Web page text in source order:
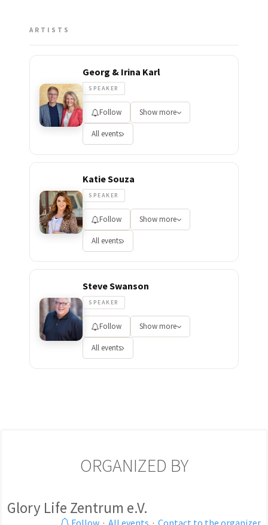
ARTISTS
Georg & Irina Karl
SPEAKER
Follow Show more
All events
Katie Souza
SPEAKER
Follow Show more
All events
Steve Swanson
SPEAKER
Follow Show more
All events
ORGANIZED BY
Glory Life Zentrum e.V.
Follow · All events · Contact to the organizer